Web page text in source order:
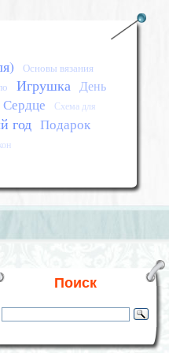
Основы вязания
Игрушка День
Сердце
Схема для
год Подарок
Поиск